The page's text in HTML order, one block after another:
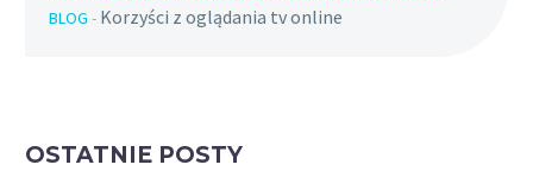
BLOG - Korzyści z oglądania tv online
OSTATNIE POSTY